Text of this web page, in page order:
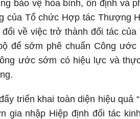
bảo vệ hòa bình, ổn định và
của Tổ chức Hợp tác Thượng
về việc trở thành đối tác
để sớm phê chuẩn Công
ước sớm có hiệu lực và
triển khai toàn diện hiệu quả
gia nhập Hiệp định đối tác